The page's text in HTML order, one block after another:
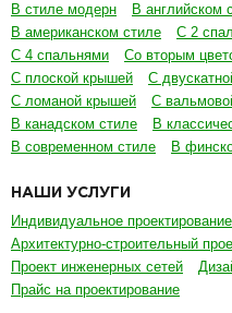
В стиле модерн
В английском
В американском стиле
С 2
С 4 спальнями
Со вторым
С плоской крышей
С
С ломаной крышей
С
В канадском стиле
В
В современном стиле
В
НАШИ УСЛУГИ
Индивидуальное
Архитектурно-строительный
Проект инженерных сетей
Прайс на проектирование